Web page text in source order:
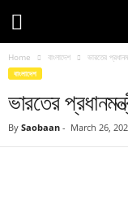
Home বাংলাদেশ ভারতের
বাংলাদেশ
ভারতের
By Saobaan - March 26,